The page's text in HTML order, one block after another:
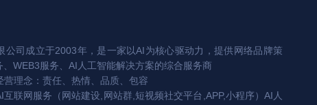
公司成立于2003年，是一家以AI为核心驱动力，提供网络品牌策
WEB3服务、AI人工智能解决方案的综合服务商
营理念：责任、热情、品质、包容
互联网服务（网站建设,网站群,短视频社交平台,APP,小程序）AI人